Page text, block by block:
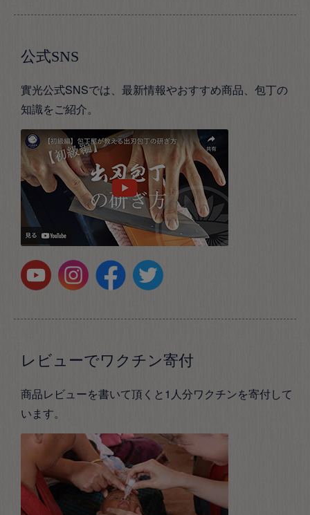
公式SNS
實光公式SNSでは、最新情報やおすすめ商品、包丁の
知識をご紹介。
レビューでワクチン寄付
商品レビューを書いて頂くと1人分ワクチンを寄付して
います。